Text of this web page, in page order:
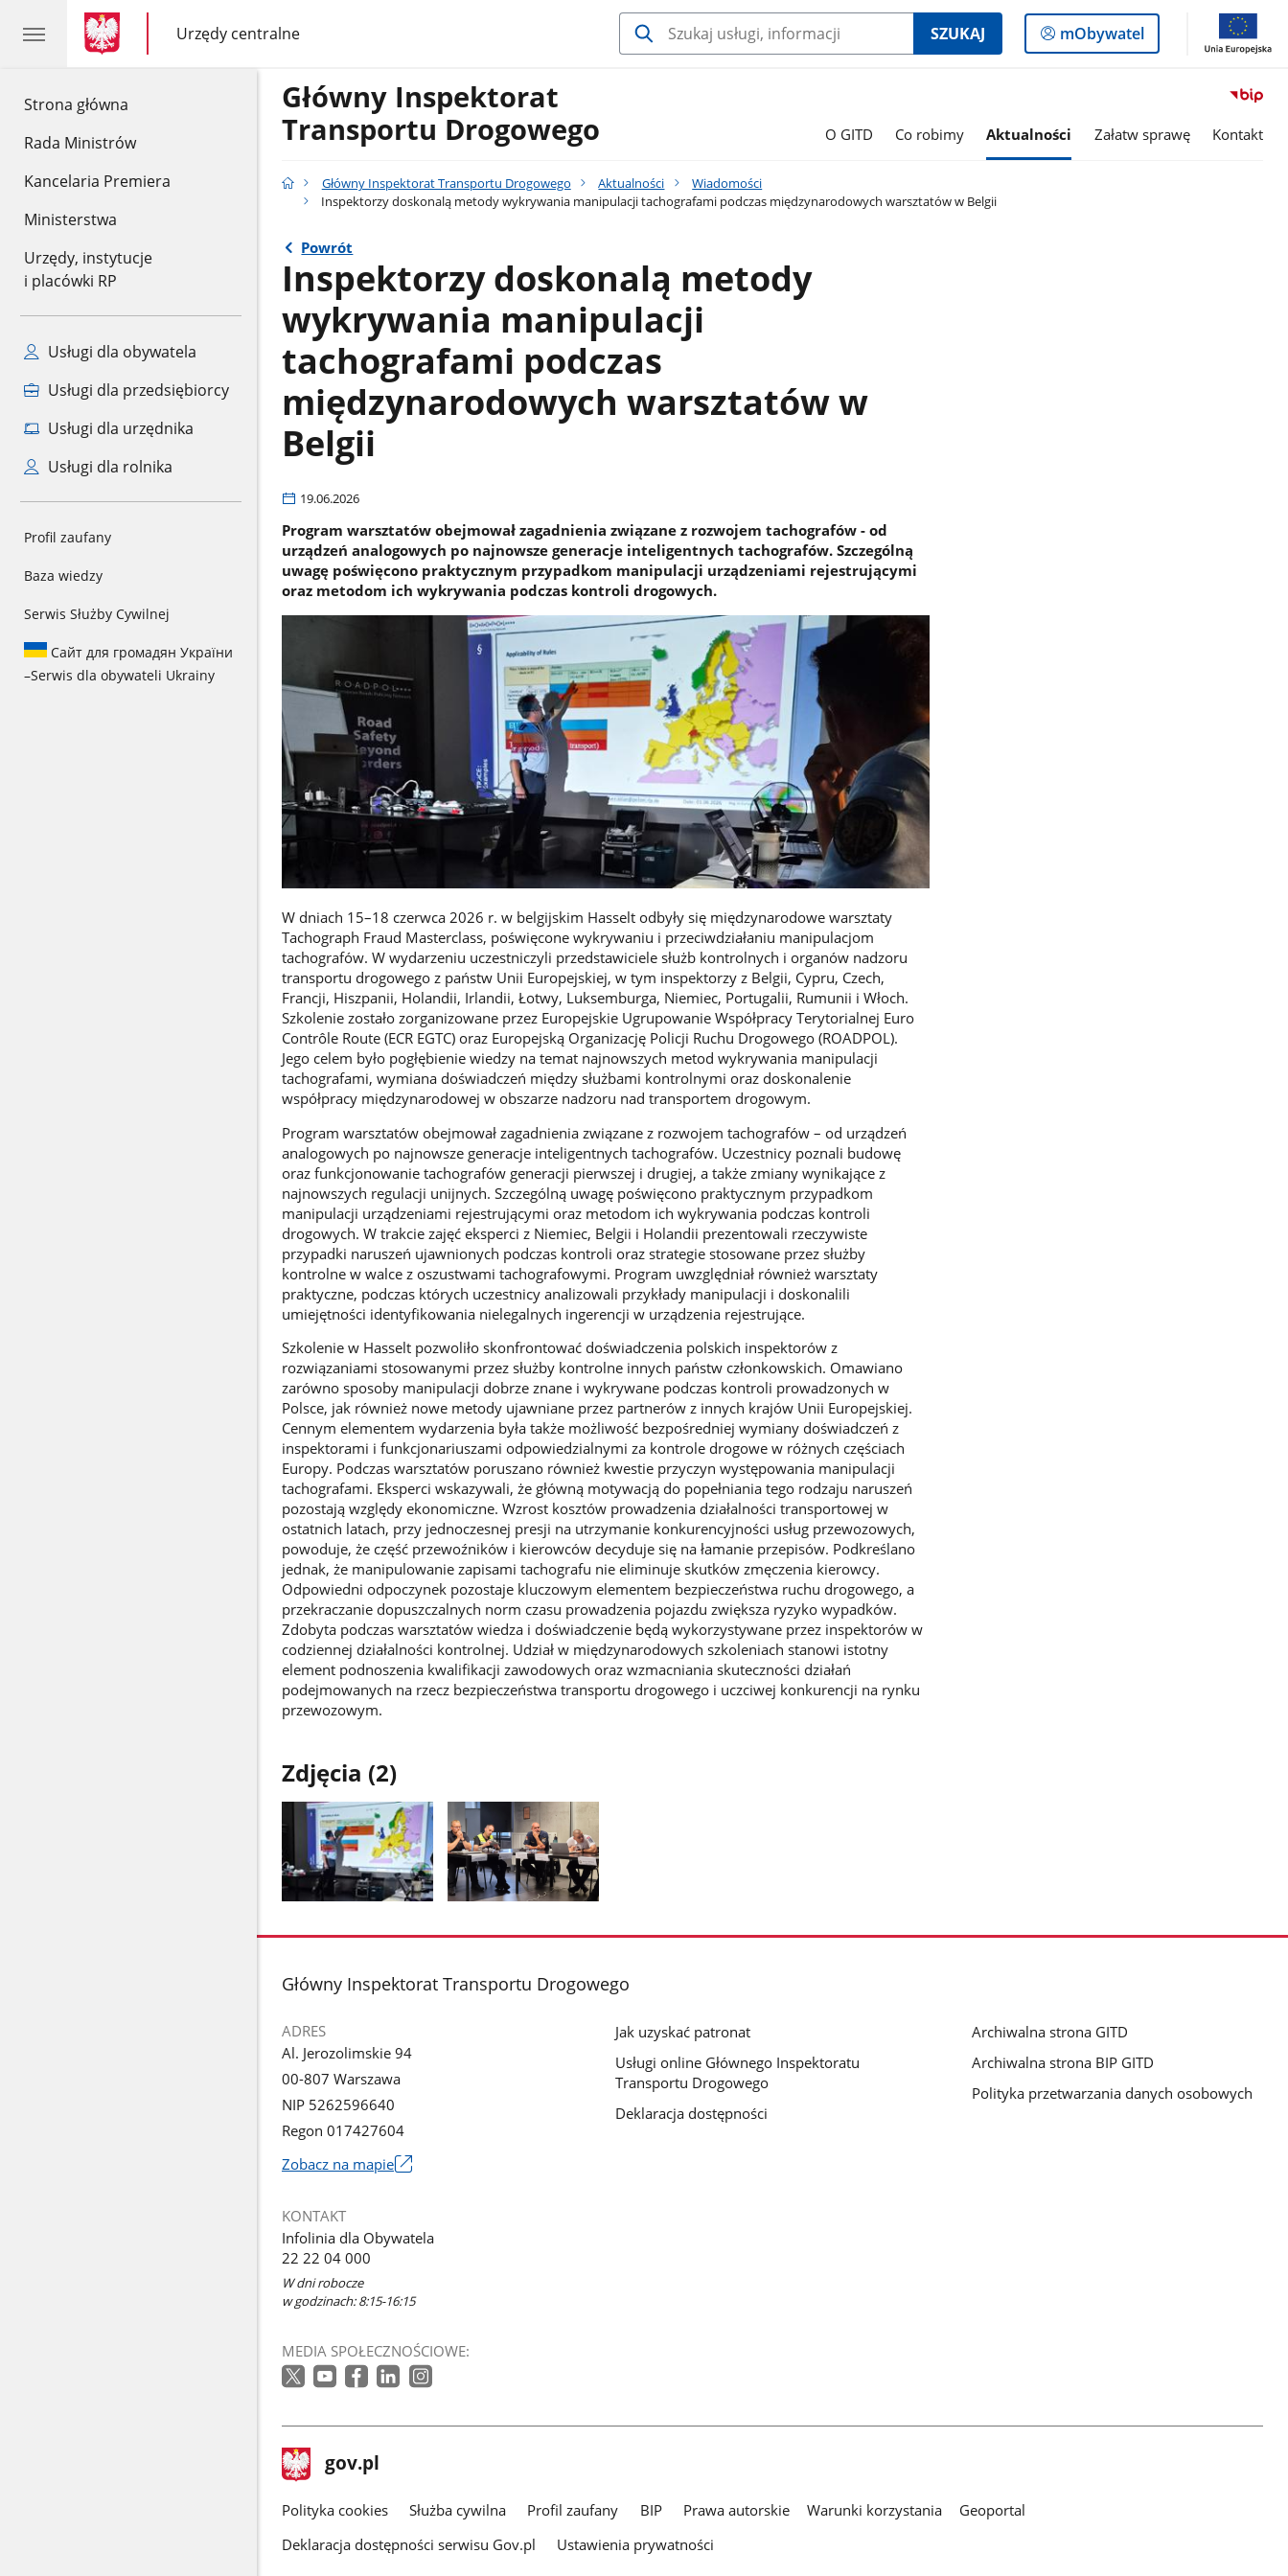
Strona główna
Rada Ministrów
Kancelaria Premiera
Ministerstwa
Urzędy, instytucje
i placówki RP
Usługi dla obywatela
Usługi dla przedsiębiorcy
Usługi dla urzędnika
Usługi dla rolnika
Profil zaufany
Baza wiedzy
Serwis Służby Cywilnej
Сайт для громадян України
–Serwis dla obywateli Ukrainy
gov.pl
gov.pl
Urzędy centralne
gov.pl
Urzędy
centralne
SZUKAJ
Logowanie
do
mObywatel
Główny Inspektorat
Transportu Drogowego
O GITD Co robimy Aktualności Załatw sprawę Kontakt
Główny Inspektorat Transportu Drogowego Aktualności
Wiadomości
Inspektorzy doskonalą metody wykrywania manipulacji tachografami podczas międzynarodowych warsztatów w Belgii
Powrót
Inspektorzy doskonalą metody
wykrywania manipulacji
tachografami podczas
międzynarodowych warsztatów w
Belgii
19.06.2026
Program warsztatów obejmował zagadnienia związane z rozwojem tachografów - od
urządzeń analogowych po najnowsze generacje inteligentnych tachografów. Szczególną
uwagę poświęcono praktycznym przypadkom manipulacji urządzeniami rejestrującymi
oraz metodom ich wykrywania podczas kontroli drogowych.
W dniach 15–18 czerwca 2026 r. w belgijskim Hasselt odbyły się międzynarodowe warsztaty
Tachograph Fraud Masterclass, poświęcone wykrywaniu i przeciwdziałaniu manipulacjom
tachografów. W wydarzeniu uczestniczyli przedstawiciele służb kontrolnych i organów nadzoru
transportu drogowego z państw Unii Europejskiej, w tym inspektorzy z Belgii, Cypru, Czech,
Francji, Hiszpanii, Holandii, Irlandii, Łotwy, Luksemburga, Niemiec, Portugalii, Rumunii i Włoch.
Szkolenie zostało zorganizowane przez Europejskie Ugrupowanie Współpracy Terytorialnej Euro
Contrôle Route (ECR EGTC) oraz Europejską Organizację Policji Ruchu Drogowego (ROADPOL).
Jego celem było pogłębienie wiedzy na temat najnowszych metod wykrywania manipulacji
tachografami, wymiana doświadczeń między służbami kontrolnymi oraz doskonalenie
współpracy międzynarodowej w obszarze nadzoru nad transportem drogowym.
Program warsztatów obejmował zagadnienia związane z rozwojem tachografów – od urządzeń
analogowych po najnowsze generacje inteligentnych tachografów. Uczestnicy poznali budowę
oraz funkcjonowanie tachografów generacji pierwszej i drugiej, a także zmiany wynikające z
najnowszych regulacji unijnych. Szczególną uwagę poświęcono praktycznym przypadkom
manipulacji urządzeniami rejestrującymi oraz metodom ich wykrywania podczas kontroli
drogowych. W trakcie zajęć eksperci z Niemiec, Belgii i Holandii prezentowali rzeczywiste
przypadki naruszeń ujawnionych podczas kontroli oraz strategie stosowane przez służby
kontrolne w walce z oszustwami tachografowymi. Program uwzględniał również warsztaty
praktyczne, podczas których uczestnicy analizowali przykłady manipulacji i doskonalili
umiejętności identyfikowania nielegalnych ingerencji w urządzenia rejestrujące.
Szkolenie w Hasselt pozwoliło skonfrontować doświadczenia polskich inspektorów z
rozwiązaniami stosowanymi przez służby kontrolne innych państw członkowskich. Omawiano
zarówno sposoby manipulacji dobrze znane i wykrywane podczas kontroli prowadzonych w
Polsce, jak również nowe metody ujawniane przez partnerów z innych krajów Unii Europejskiej.
Cennym elementem wydarzenia była także możliwość bezpośredniej wymiany doświadczeń z
inspektorami i funkcjonariuszami odpowiedzialnymi za kontrole drogowe w różnych częściach
Europy. Podczas warsztatów poruszano również kwestie przyczyn występowania manipulacji
tachografami. Eksperci wskazywali, że główną motywacją do popełniania tego rodzaju naruszeń
pozostają względy ekonomiczne. Wzrost kosztów prowadzenia działalności transportowej w
ostatnich latach, przy jednoczesnej presji na utrzymanie konkurencyjności usług przewozowych,
powoduje, że część przewoźników i kierowców decyduje się na łamanie przepisów. Podkreślano
jednak, że manipulowanie zapisami tachografu nie eliminuje skutków zmęczenia kierowcy.
Odpowiedni odpoczynek pozostaje kluczowym elementem bezpieczeństwa ruchu drogowego, a
przekraczanie dopuszczalnych norm czasu prowadzenia pojazdu zwiększa ryzyko wypadków.
Zdobyta podczas warsztatów wiedza i doświadczenie będą wykorzystywane przez inspektorów w
codziennej działalności kontrolnej. Udział w międzynarodowych szkoleniach stanowi istotny
element podnoszenia kwalifikacji zawodowych oraz wzmacniania skuteczności działań
podejmowanych na rzecz bezpieczeństwa transportu drogowego i uczciwej konkurencji na rynku
przewozowym.
Zdjęcia (2)
galerii.
galerii.
stopka
Główny Inspektorat Transportu Drogowego
ADRES
Al. Jerozolimskie 94
00-807 Warszawa
NIP 5262596640
Regon 017427604
Zobacz na mapie
się
w
nowym
oknie
KONTAKT
Infolinia dla Obywatela
22 22 04 000
W dni robocze
w godzinach: 8:15-16:15
MEDIA SPOŁECZNOŚCIOWE:
Jak uzyskać patronat
Usługi online Głównego Inspektoratu
Transportu Drogowego
Deklaracja dostępności
Archiwalna strona GITD
Archiwalna strona BIP GITD
Polityka przetwarzania danych osobowych
stopka
gov.pl Strona
gov.pl
gov.pl
Polityka cookies Służba cywilna Profil zaufany BIP Prawa autorskie Warunki korzystania
Geoportal
Deklaracja dostępności serwisu Gov.pl
Ustawienia prywatności